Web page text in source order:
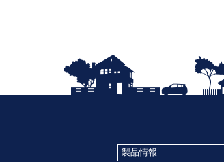
製品情報